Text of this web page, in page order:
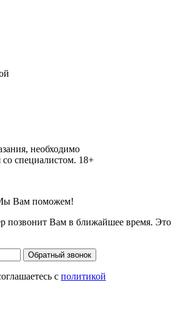
необходимо
со специалистом. 18+
Вам поможем!
позвонит Вам в ближайшее время. Это
Обратный звонок
с политикой